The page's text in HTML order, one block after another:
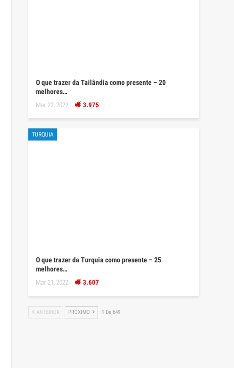
O que trazer da Tailândia como presente – 20
melhores…
Mar 22, 2022 3.975
TURQUIA
O que trazer da Turquia como presente – 25
melhores…
Mar 21, 2022 3.607
ANTERIOR PRÓXIMO 1 De 649